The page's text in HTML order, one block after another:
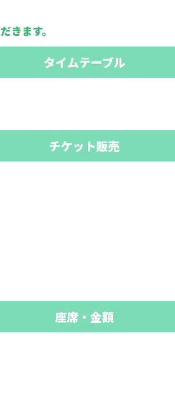
きます。
タイムテーブル
チケット販売
座席・金額